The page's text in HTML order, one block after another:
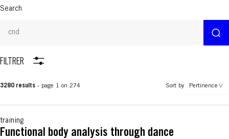
Search
FILTRER
3280 results - page 1 on 274 Sort by Pertinence
training
Functional body analysis through dance